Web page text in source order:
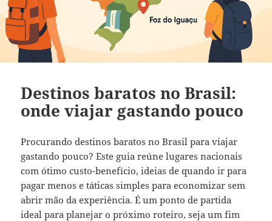
Destinos baratos no Brasil:
onde viajar gastando pouco
Procurando destinos baratos no Brasil para viajar
gastando pouco? Este guia reúne lugares nacionais
com ótimo custo-benefício, ideias de quando ir para
pagar menos e táticas simples para economizar sem
abrir mão da experiência. É um ponto de partida
ideal para planejar o próximo roteiro, seja um fim